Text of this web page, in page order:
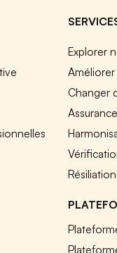
Explorer
Changer